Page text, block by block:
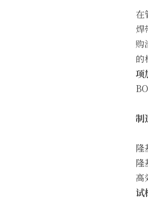
在
焊
购
的
项
制
隆
隆
高
试